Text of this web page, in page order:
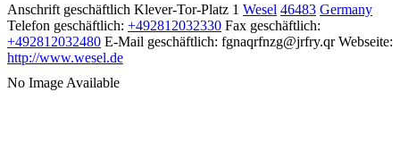
Anschrift geschäftlich Klever-Tor-Platz 1 Wesel 46483 Germany
Telefon geschäftlich: +492812032330 Fax geschäftlich:
+492812032480 E-Mail geschäftlich: fgnaqrfnzg@jrfry.qr Webseite:
http://www.wesel.de
No Image Available